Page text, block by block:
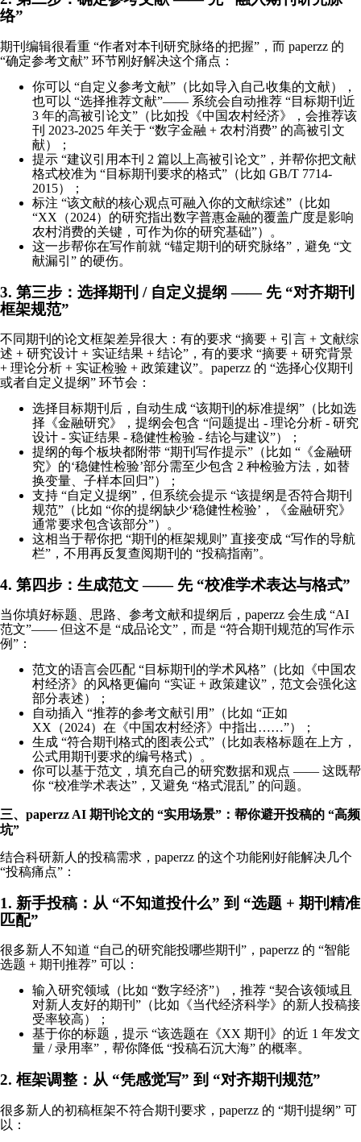
络”
期刊编辑很看重 “作者对本刊研究脉络的把握”，而 paperzz 的
“确定参考文献” 环节刚好解决这个痛点：
你可以 “自定义参考文献”（比如导入自己收集的文献），
也可以 “选择推荐文献”—— 系统会自动推荐 “目标期刊近
3 年的高被引论文”（比如投《中国农村经济》，会推荐该
刊 2023-2025 年关于 “数字金融 + 农村消费” 的高被引文
献）；
提示 “建议引用本刊 2 篇以上高被引论文”，并帮你把文献
格式校准为 “目标期刊要求的格式”（比如 GB/T 7714-
2015）；
标注 “该文献的核心观点可融入你的文献综述”（比如
“XX（2024）的研究指出数字普惠金融的覆盖广度是影响
农村消费的关键，可作为你的研究基础”）。
这一步帮你在写作前就 “锚定期刊的研究脉络”，避免 “文
献漏引” 的硬伤。
3. 第三步：选择期刊 / 自定义提纲 —— 先 “对齐期刊
框架规范”
不同期刊的论文框架差异很大：有的要求 “摘要 + 引言 + 文献综
述 + 研究设计 + 实证结果 + 结论”，有的要求 “摘要 + 研究背景
+ 理论分析 + 实证检验 + 政策建议”。paperzz 的 “选择心仪期刊
或者自定义提纲” 环节会：
选择目标期刊后，自动生成 “该期刊的标准提纲”（比如选
择《金融研究》，提纲会包含 “问题提出 - 理论分析 - 研究
设计 - 实证结果 - 稳健性检验 - 结论与建议”）；
提纲的每个板块都附带 “期刊写作提示”（比如 “《金融研
究》的‘稳健性检验’部分需至少包含 2 种检验方法，如替
换变量、子样本回归”）；
支持 “自定义提纲”，但系统会提示 “该提纲是否符合期刊
规范”（比如 “你的提纲缺少‘稳健性检验’，《金融研究》
通常要求包含该部分”）。
这相当于帮你把 “期刊的框架规则” 直接变成 “写作的导航
栏”，不用再反复查阅期刊的 “投稿指南”。
4. 第四步：生成范文 —— 先 “校准学术表达与格式”
当你填好标题、思路、参考文献和提纲后，paperzz 会生成 “AI
范文”—— 但这不是 “成品论文”，而是 “符合期刊规范的写作示
例”：
范文的语言会匹配 “目标期刊的学术风格”（比如《中国农
村经济》的风格更偏向 “实证 + 政策建议”，范文会强化这
部分表述）；
自动插入 “推荐的参考文献引用”（比如 “正如
XX（2024）在《中国农村经济》中指出……”）；
生成 “符合期刊格式的图表公式”（比如表格标题在上方，
公式用期刊要求的编号格式）。
你可以基于范文，填充自己的研究数据和观点 —— 这既帮
你 “校准学术表达”，又避免 “格式混乱” 的问题。
三、paperzz AI 期刊论文的 “实用场景”：帮你避开投稿的 “高频
坑”
结合科研新人的投稿需求，paperzz 的这个功能刚好能解决几个
“投稿痛点”：
1. 新手投稿：从 “不知道投什么” 到 “选题 + 期刊精准
匹配”
很多新人不知道 “自己的研究能投哪些期刊”，paperzz 的 “智能
选题 + 期刊推荐” 可以：
输入研究领域（比如 “数字经济”），推荐 “契合该领域且
对新人友好的期刊”（比如《当代经济科学》的新人投稿接
受率较高）；
基于你的标题，提示 “该选题在《XX 期刊》的近 1 年发文
量 / 录用率”，帮你降低 “投稿石沉大海” 的概率。
2. 框架调整：从 “凭感觉写” 到 “对齐期刊规范”
很多新人的初稿框架不符合期刊要求，paperzz 的 “期刊提纲” 可
以：